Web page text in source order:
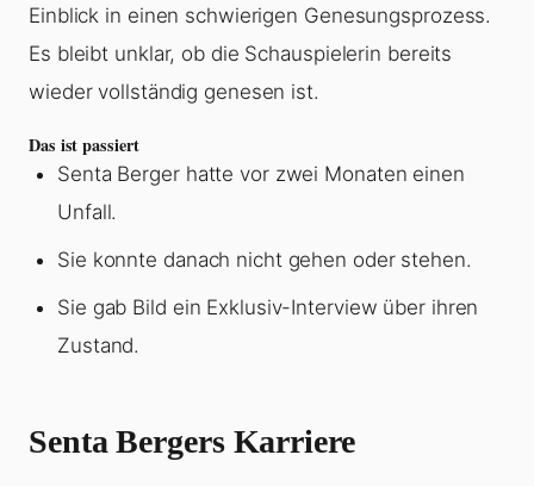
Einblick in einen schwierigen Genesungsprozess.
Es bleibt unklar, ob die Schauspielerin bereits
wieder vollständig genesen ist.
Das ist passiert
Senta Berger hatte vor zwei Monaten einen
Unfall.
Sie konnte danach nicht gehen oder stehen.
Sie gab Bild ein Exklusiv-Interview über ihren
Zustand.
Senta Bergers Karriere